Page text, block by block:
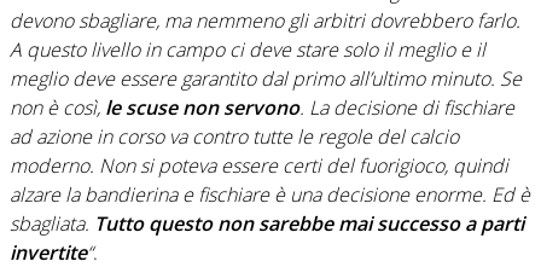
devono sbagliare, ma nemmeno gli arbitri dovrebbero farlo.
A questo livello in campo ci deve stare solo il meglio e il
meglio deve essere garantito dal primo all’ultimo minuto. Se
non è così, le scuse non servono. La decisione di fischiare
ad azione in corso va contro tutte le regole del calcio
moderno. Non si poteva essere certi del fuorigioco, quindi
alzare la bandierina e fischiare è una decisione enorme. Ed è
sbagliata. Tutto questo non sarebbe mai successo a parti
invertite“.